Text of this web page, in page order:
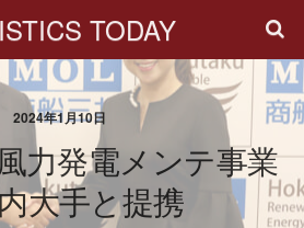
TODAY
2024年1月10日
力発電メンテ事業
大手と提携